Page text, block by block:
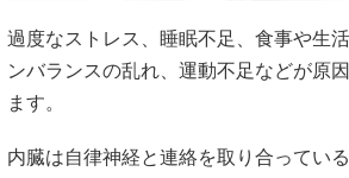
過度なストレス、睡眠不足、食事や生
ンバランスの乱れ、運動不足などが原
ます。
内臓は自律神経と連絡を取り合ってい